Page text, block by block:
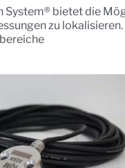
System® bietet die
zu